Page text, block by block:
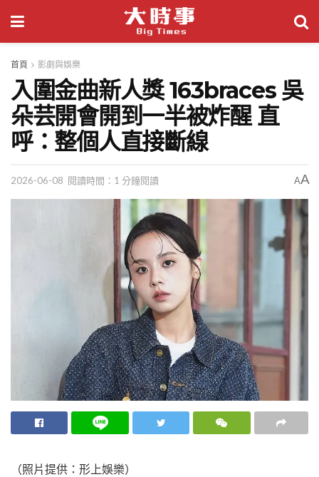
首頁 影劇與娛樂
入圍金曲新人獎 163braces 吳
朵芸開會開到一半被炸醒 直
呼：整個人直接斷線
2026-06-08 閱讀時間：1 分鐘閱讀 AA
（照片提供：形上娛樂）